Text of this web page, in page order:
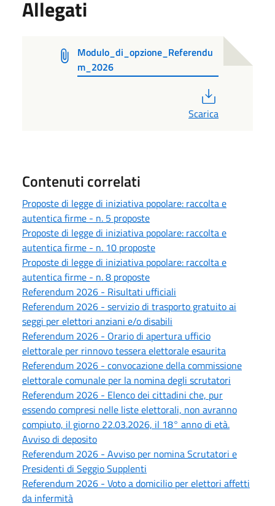
Allegati
Modulo_di_opzione_Referendu
m_2026
Scarica
Contenuti correlati
Proposte di legge di iniziativa popolare: raccolta e
autentica firme - n. 5 proposte
Proposte di legge di iniziativa popolare: raccolta e
autentica firme - n. 10 proposte
Proposte di legge di iniziativa popolare: raccolta e
autentica firme - n. 8 proposte
Referendum 2026 - Risultati ufficiali
Referendum 2026 - servizio di trasporto gratuito ai
seggi per elettori anziani e/o disabili
Referendum 2026 - Orario di apertura ufficio
elettorale per rinnovo tessera elettorale esaurita
Referendum 2026 - convocazione della commissione
elettorale comunale per la nomina degli scrutatori
Referendum 2026 - Elenco dei cittadini che, pur
essendo compresi nelle liste elettorali, non avranno
compiuto, il giorno 22.03.2026, il 18° anno di età.
Avviso di deposito
Referendum 2026 - Avviso per nomina Scrutatori e
Presidenti di Seggio Supplenti
Referendum 2026 - Voto a domicilio per elettori affetti
da infermità